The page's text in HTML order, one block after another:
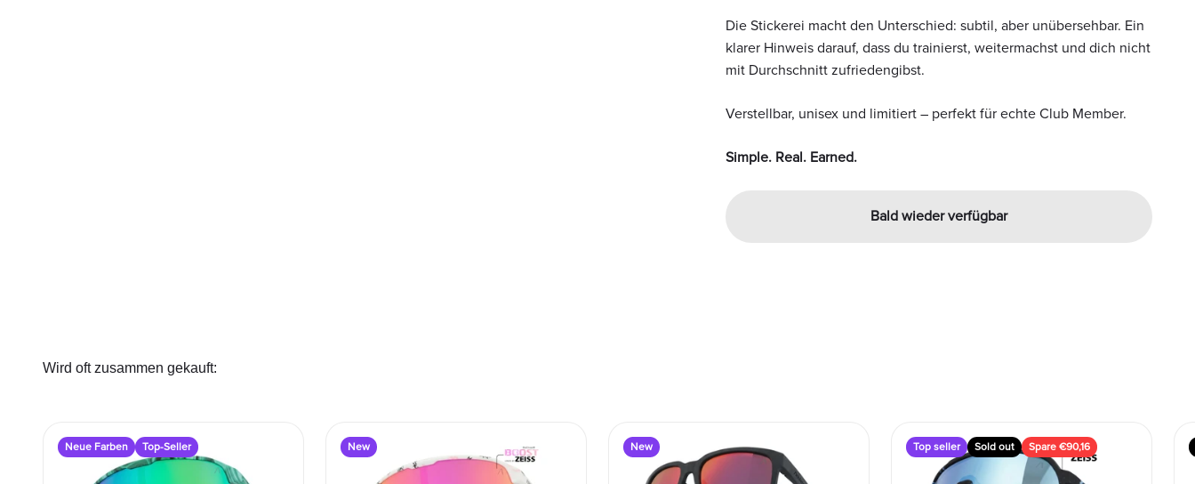
Die Stickerei macht den Unterschied: subtil, aber unübersehbar. Ein
klarer Hinweis darauf, dass du trainierst, weitermachst und dich nicht
mit Durchschnitt zufriedengibst.
Verstellbar, unisex und limitiert – perfekt für echte Club Member.
Simple. Real. Earned.
Bald wieder verfügbar
Wird oft zusammen gekauft:
Neue Farben Top-Seller New New Top seller Sold out Spare €90,16